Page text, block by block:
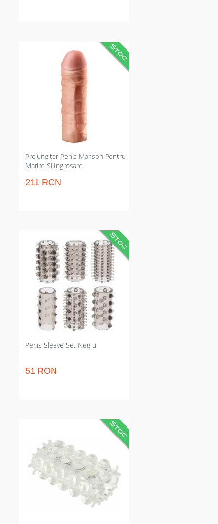
Prelungitor Penis Manson Pentru
Marire Si Ingrosare
211 RON
Manson falus care prelungește cu
2.5 cm și crește grosimea. Reduce
ajustările în momentul
momentului și ajută erecția.
Creează penetrare mai adâncă
pentru plăcere imediată a
partenerei și încredere sporită
Penis Sleeve Set Negru
51 RON
Set de 6 manșoane texturate care
prelungește actul senzual și
crește senzațiile. Reduce
frecvența ajustărilor și
prelungește durata actului;
provoacă clitorisul cu modele
diferite. Potrivire elastică pe
diametrul inserabil de 2 cm
pentru control predictibil în
momentul raportului sexual
dintre parteneri.
Cilindru clar pentru falus care
intensifică erecția și prelungește
actul sexual. Stârnește clitorisul și
amână ejacularea pentru partide
mai lungi; nu necesită ajustări
frecvente.